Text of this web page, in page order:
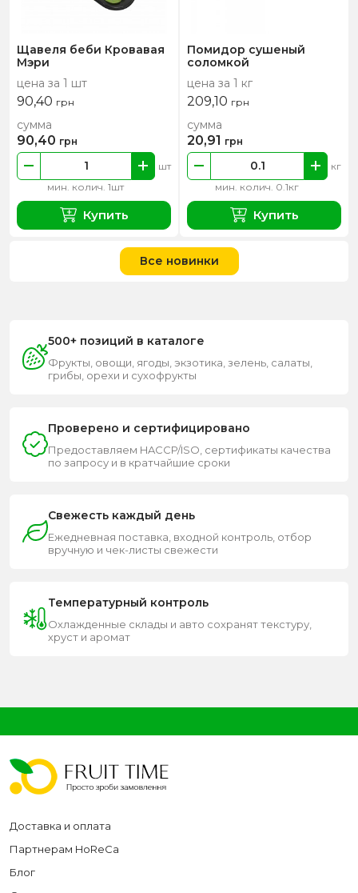
Щавеля беби Кровавая
Мэри
цена за 1 шт
90,40 грн
мин. колич. 1шт
шт
сумма
90,40 грн
Купить
Помидор сушеный
соломкой
цена за 1 кг
209,10 грн
мин. колич. 0.1кг
кг
сумма
20,91 грн
Купить
Все новинки
500+ позиций в каталоге
Фрукты, овощи, ягоды, экзотика, зелень, салаты,
грибы, орехи и сухофрукты
Проверено и сертифицировано
Предоставляем HACCP/ISO, сертификаты качества
по запросу и в кратчайшие сроки
Свежесть каждый день
Ежедневная поставка, входной контроль, отбор
вручную и чек-листы свежести
Температурный контроль
Охлажденные склады и авто сохранят текстуру,
хруст и аромат
Доставка и оплата
Партнерам HoReCa
Блог